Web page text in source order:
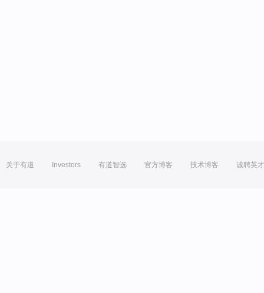
关于有道 Investors 有道智选 官方博客 技术博客 诚聘英才